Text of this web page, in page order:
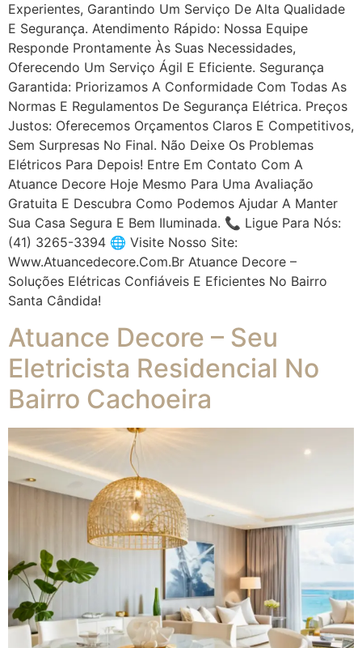
Experientes, Garantindo Um Serviço De Alta Qualidade
E Segurança. Atendimento Rápido: Nossa Equipe
Responde Prontamente Às Suas Necessidades,
Oferecendo Um Serviço Ágil E Eficiente. Segurança
Garantida: Priorizamos A Conformidade Com Todas As
Normas E Regulamentos De Segurança Elétrica. Preços
Justos: Oferecemos Orçamentos Claros E Competitivos,
Sem Surpresas No Final. Não Deixe Os Problemas
Elétricos Para Depois! Entre Em Contato Com A
Atuance Decore Hoje Mesmo Para Uma Avaliação
Gratuita E Descubra Como Podemos Ajudar A Manter
Sua Casa Segura E Bem Iluminada. 📞 Ligue Para Nós:
(41) 3265-3394 🌐 Visite Nosso Site:
Www.atuancedecore.com.br Atuance Decore –
Soluções Elétricas Confiáveis E Eficientes No Bairro
Santa Cândida!
Atuance Decore – Seu
Eletricista Residencial No
Bairro Cachoeira